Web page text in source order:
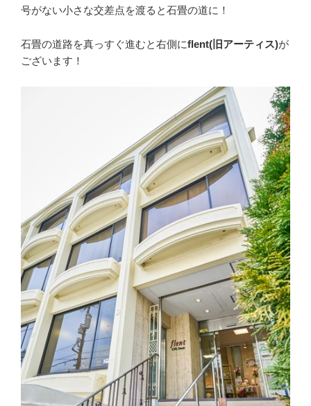
号がない小さな交差点を渡ると石畳の道に！
石畳の道路を真っすぐ進むと右側にflent(旧アーティス)が
ございます！